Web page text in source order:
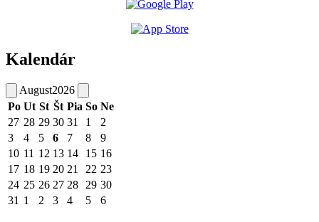
Kalendár
August2026
Po Ut St Št Pia So Ne
27 28 29 30 31 1
2
3
4 5 6 7 8
9
10 11 12 13 14 15 16
17 18 19 20 21 22 23
24 25 26 27 28 29 30
31 1 2 3 4 5 6